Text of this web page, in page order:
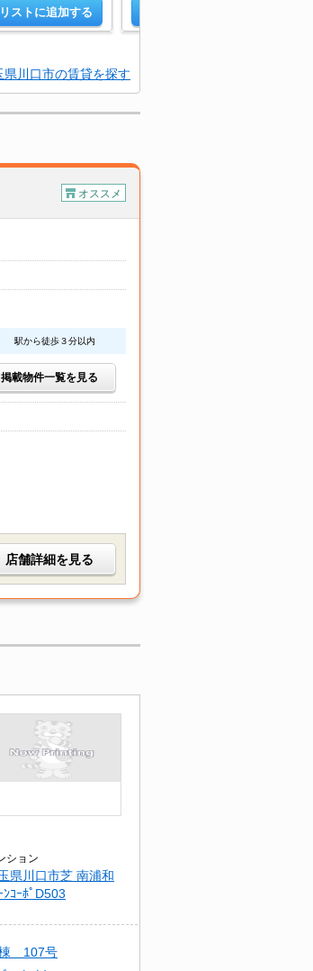
ストに追加する
県川口市の賃貸を探す
オススメ
駅から徒歩３分以内
掲載物件一覧を見る
店舗詳細を見る
ション
県川口市芝 南浦和
ﾝｺｰﾎﾟD503
棟 107号